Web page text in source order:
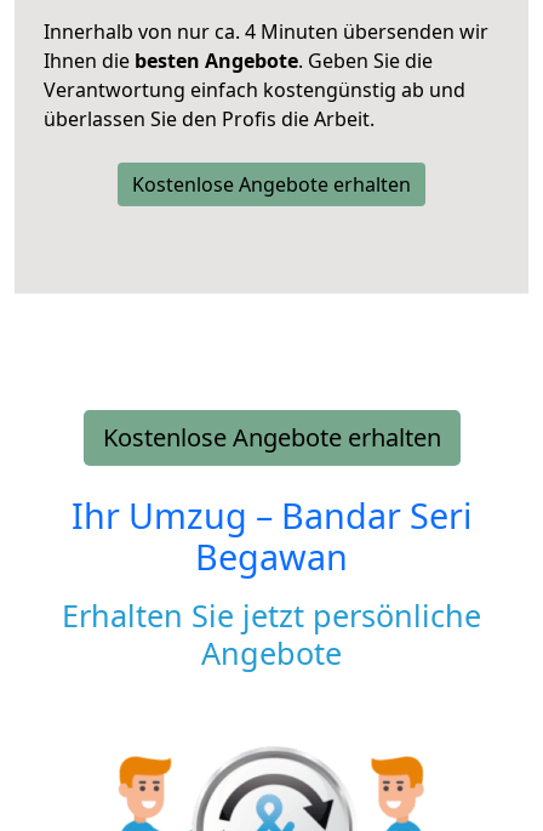
Innerhalb von nur ca. 4 Minuten übersenden wir
Ihnen die besten Angebote. Geben Sie die
Verantwortung einfach kostengünstig ab und
überlassen Sie den Profis die Arbeit.
Kostenlose Angebote erhalten
Kostenlose Angebote erhalten
Ihr Umzug – Bandar Seri
Begawan
Erhalten Sie jetzt persönliche
Angebote